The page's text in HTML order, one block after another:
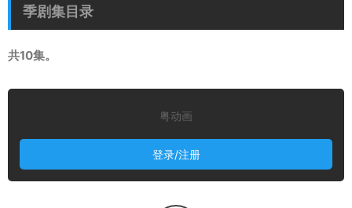
季剧集目录
共10集。
粤动画
登录/注册